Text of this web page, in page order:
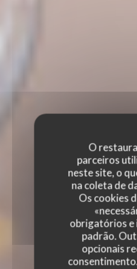
O
parceiros
neste site, o
na coleta de
Os cookies
obrigatórios e
padrão.
opcionais